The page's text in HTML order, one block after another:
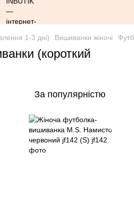
1-3 дні) Вишиванки жіночі
(короткий
За популярністю